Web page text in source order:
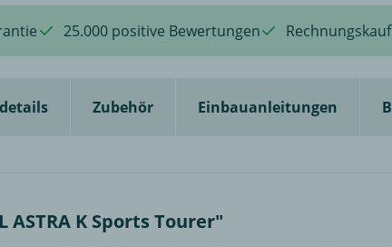
25.000 positive Bewertungen Rechnungskauf
Zubehör Einbauanleitungen
K Sports Tourer"